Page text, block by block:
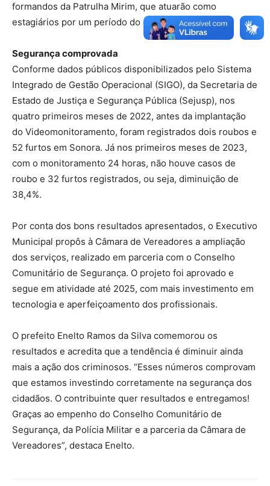
formandos da Patrulha Mirim, que atuarão como
estagiários por um período do dia”, explica.
Segurança comprovada
Conforme dados públicos disponibilizados pelo Sistema
Integrado de Gestão Operacional (SIGO), da Secretaria de
Estado de Justiça e Segurança Pública (Sejusp), nos
quatro primeiros meses de 2022, antes da implantação
do Videomonitoramento, foram registrados dois roubos e
52 furtos em Sonora. Já nos primeiros meses de 2023,
com o monitoramento 24 horas, não houve casos de
roubo e 32 furtos registrados, ou seja, diminuição de
38,4%.
Por conta dos bons resultados apresentados, o Executivo
Municipal propôs à Câmara de Vereadores a ampliação
dos serviços, realizado em parceria com o Conselho
Comunitário de Segurança. O projeto foi aprovado e
segue em atividade até 2025, com mais investimento em
tecnologia e aperfeiçoamento dos profissionais.
O prefeito Enelto Ramos da Silva comemorou os
resultados e acredita que a tendência é diminuir ainda
mais a ação dos criminosos. “Esses números comprovam
que estamos investindo corretamente na segurança dos
cidadãos. O contribuinte quer resultados e entregamos!
Graças ao empenho do Conselho Comunitário de
Segurança, da Polícia Militar e a parceria da Câmara de
Vereadores”, destaca Enelto.